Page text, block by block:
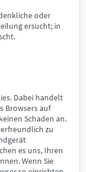
oder
ersucht; in
Dabei handelt
Browsers auf
Schaden an.
zu
es uns, Ihren
Wenn Sie